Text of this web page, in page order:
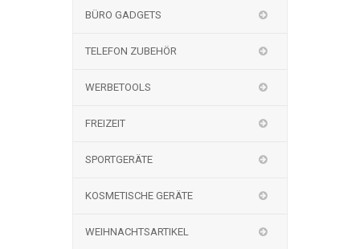
BÜRO GADGETS
TELEFON ZUBEHÖR
WERBETOOLS
FREIZEIT
SPORTGERÄTE
KOSMETISCHE GERÄTE
WEIHNACHTSARTIKEL